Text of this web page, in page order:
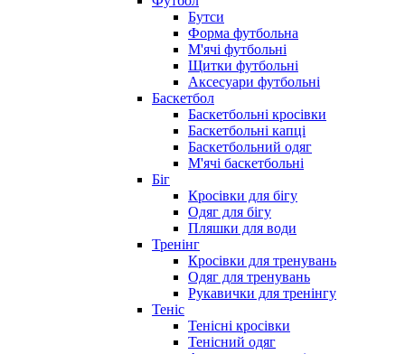
Бутси
Форма футбольна
М'ячі футбольні
Щитки футбольні
Аксесуари футбольні
Баскетбол
Баскетбольні кросівки
Баскетбольні капці
Баскетбольний одяг
М'ячі баскетбольні
Біг
Кросівки для бігу
Одяг для бігу
Пляшки для води
Тренінг
Кросівки для тренувань
Одяг для тренувань
Рукавички для тренінгу
Теніс
Тенісні кросівки
Тенісний одяг